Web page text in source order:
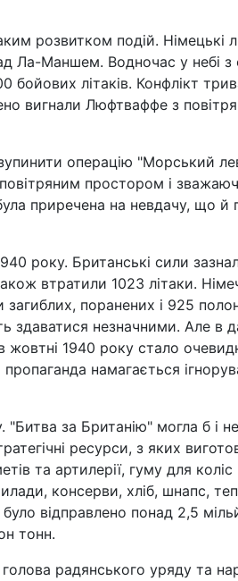
розвитком подій. Німецькі
Ла-Маншем. Водночас у небі з
бойових літаків. Конфлікт
вигнали Люфтваффе з
операцію "Морський
простором і
приречена на невдачу, що
року. Британські сили
втратили 1023 літаки.
поранених і 925
здаватися незначними. Але в
1940 року стало
намагається
за Британію" могла б і
ресурси, з яких
та артилерії, гуму для
консерви, хліб, шнапс,
було відправлено понад 2,5
тонн.
радянського уряду та